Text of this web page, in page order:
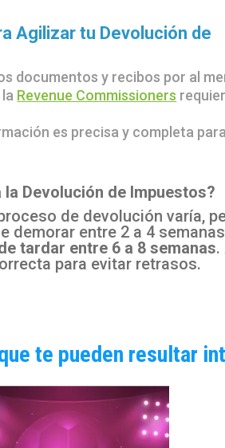
Agilizar tu Devolución de
documentos y recibos por al
Revenue Commissioners
es precisa y completa
la Devolución de Impuestos?
de devolución varía,
demorar entre 2 a 4
tardar entre 6 a 8 semanas.
para evitar retrasos.
te pueden resultar